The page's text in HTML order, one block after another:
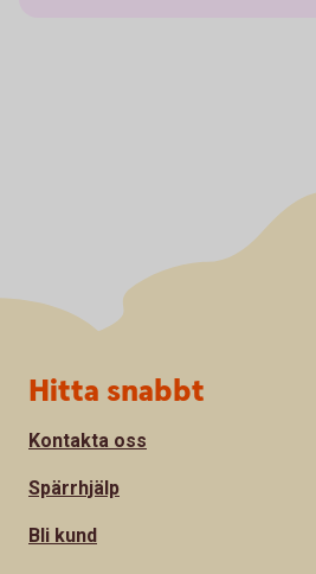
Sidfot
Hitta snabbt
Kontakta oss
Spärrhjälp
Bli kund